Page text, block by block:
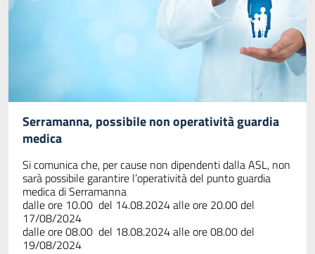
Serramanna, possibile non operatività guardia
medica
Si comunica che, per cause non dipendenti dalla ASL, non
sarà possibile garantire l’operatività del punto guardia
medica di Serramanna
dalle ore 10.00 del 14.08.2024 alle ore 20.00 del
17/08/2024
dalle ore 08.00 del 18.08.2024 alle ore 08.00 del
19/08/2024